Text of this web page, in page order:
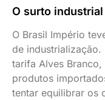
O surto
O Brasil Império
de
tarifa Alves Branco,
produtos
tentar equilibrar os